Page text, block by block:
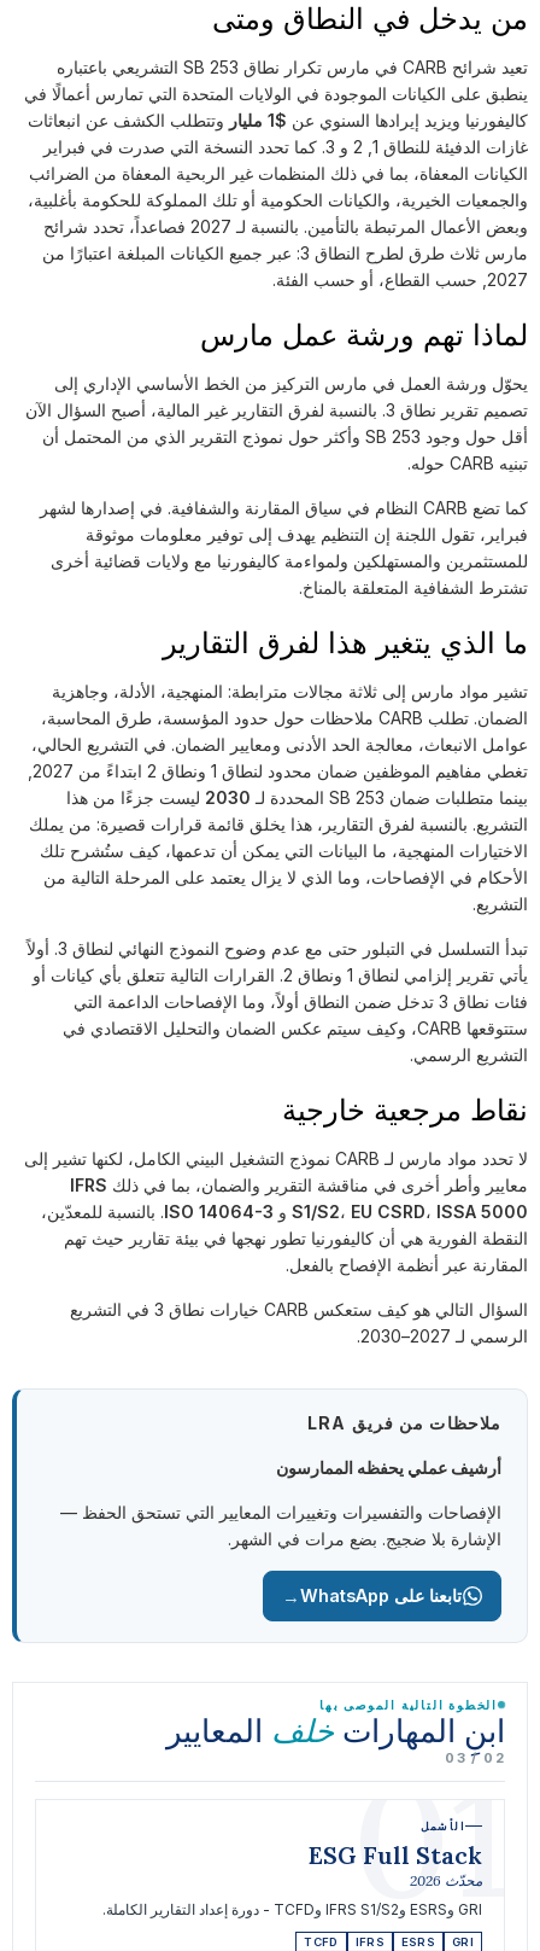
من يدخل في النطاق ومتى
تعيد شرائح CARB في مارس تكرار نطاق SB 253 التشريعي باعتباره
ينطبق على الكيانات الموجودة في الولايات المتحدة التي تمارس أعمالًا في
كاليفورنيا ويزيد إيرادها السنوي عن $1 مليار
وتتطلب الكشف عن انبعاثات
غازات الدفيئة للنطاق 1, 2 و 3. كما تحدد النسخة التي صدرت في فبراير
الكيانات المعفاة، بما في ذلك المنظمات غير الربحية المعفاة من الضرائب
والجمعيات الخيرية، والكيانات الحكومية أو تلك المملوكة للحكومة بأغلبية،
وبعض الأعمال المرتبطة بالتأمين. بالنسبة لـ 2027 فصاعداً، تحدد شرائح
مارس ثلاث طرق لطرح النطاق 3: عبر جميع الكيانات المبلغة اعتبارًا من
2027, حسب القطاع، أو حسب الفئة.
لماذا تهم ورشة عمل مارس
يحوّل ورشة العمل في مارس التركيز من الخط الأساسي الإداري إلى
تصميم تقرير نطاق 3. بالنسبة لفرق التقارير غير المالية، أصبح السؤال الآن
أقل حول وجود SB 253 وأكثر حول نموذج التقرير الذي من المحتمل أن
تبنيه CARB حوله.
كما تضع CARB النظام في سياق المقارنة والشفافية. في إصدارها لشهر
فبراير، تقول اللجنة إن التنظيم يهدف إلى توفير معلومات موثوقة
للمستثمرين والمستهلكين ولمواءمة كاليفورنيا مع ولايات قضائية أخرى
تشترط الشفافية المتعلقة بالمناخ.
ما الذي يتغير هذا لفرق التقارير
تشير مواد مارس إلى ثلاثة مجالات مترابطة: المنهجية، الأدلة، وجاهزية
الضمان. تطلب CARB ملاحظات حول حدود المؤسسة، طرق المحاسبة،
عوامل الانبعاث، معالجة الحد الأدنى ومعايير الضمان. في التشريع الحالي،
تغطي مفاهيم الموظفين ضمان محدود لنطاق 1 ونطاق 2 ابتداءً من 2027,
بينما متطلبات ضمان SB 253 المحددة لـ
2030 ليست جزءًا من هذا
التشريع. بالنسبة لفرق التقارير، هذا يخلق قائمة قرارات قصيرة: من يملك
الاختيارات المنهجية، ما البيانات التي يمكن أن تدعمها، كيف ستُشرح تلك
الأحكام في الإفصاحات، وما الذي لا يزال يعتمد على المرحلة التالية من
التشريع.
تبدأ التسلسل في التبلور حتى مع عدم وضوح النموذج النهائي لنطاق 3. أولاً
يأتي تقرير إلزامي لنطاق 1 ونطاق 2. القرارات التالية تتعلق بأي كيانات أو
فئات نطاق 3 تدخل ضمن النطاق أولاً، وما الإفصاحات الداعمة التي
ستتوقعها CARB، وكيف سيتم عكس الضمان والتحليل الاقتصادي في
التشريع الرسمي.
نقاط مرجعية خارجية
لا تحدد مواد مارس لـ CARB نموذج التشغيل البيني الكامل، لكنها تشير إلى
معايير وأطر أخرى في مناقشة التقرير والضمان، بما في ذلك IFRS
S1/S2، EU CSRD، ISSA 5000 و ISO 14064-3 . بالنسبة للمعدّين،
النقطة الفورية هي أن كاليفورنيا تطور نهجها في بيئة تقارير حيث تهم
المقارنة عبر أنظمة الإفصاح بالفعل.
السؤال التالي هو كيف ستعكس CARB خيارات نطاق 3 في التشريع
الرسمي لـ 2027–2030.
ملاحظات من فريق LRA
أرشيف عملي يحفظه الممارسون
الإفصاحات والتفسيرات وتغييرات المعايير التي تستحق الحفظ —
الإشارة بلا ضجيج. بضع مرات في الشهر.
تابعنا على WhatsApp →
الخطوة التالية الموصى بها
ابنِ المهارات خلف المعايير
02 / 03
01
الأشمل
ESG Full Stack
محدّث 2026
GRI وESRS وIFRS S1/S2 وTCFD - دورة إعداد التقارير الكاملة.
GRI
ESRS
IFRS
TCFD